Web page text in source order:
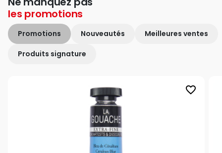
les promotions
Promotions Nouveautés Meilleures ventes
Produits signature
favorite_border